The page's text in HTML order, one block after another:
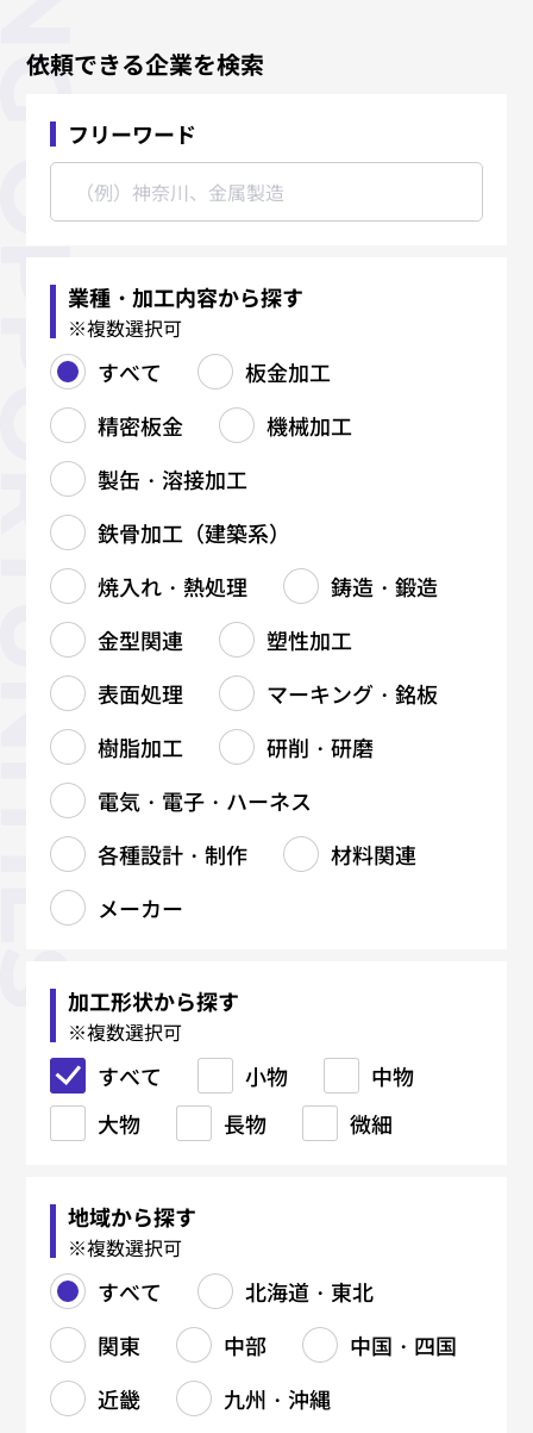
依頼できる企業を検索
フリーワード
業種・加工内容から探す
※複数選択可
すべて
板金加工
精密板金
機械加工
製缶・溶接加工
鉄骨加工（建築系）
焼入れ・熱処理
鋳造・鍛造
金型関連
塑性加工
表面処理
マーキング・銘板
樹脂加工
研削・研磨
電気・電子・ハーネス
各種設計・制作
材料関連
メーカー
すべて
タレパン加工
シャーリング加工
曲げ加工
リベット・カシメ
バリ取り
組立
表面処理（塗装・メッキ）
看板製作
すべて
精密曲げ
外観筐体製造
精密仕上げ
すべて
マシニングセンタ（MC）
NC旋盤加工
汎用旋盤加工
5軸加工
ワイヤーカット
研削加工（平面・円筒）
放電加工（EDM）
複合加工
ねじ切り
すべて
鉄材切断（バンドソー・ガス）
鉄材孔明け（ボール盤）
フレーム・架台
鉄・ステンレス製缶
配管製作
溶接（TIG/MAG）
すべて
柱・梁
階段
すべて
真空浸炭焼入れ
浸炭焼入れ
浸炭窒化処理
ソルト浸炭焼入れ
高周波焼入れ
焼鈍／アニール関連
サブゼロ処理
ガス軟窒化
すべて
鋳物（FCD）
アルミ鋳造
亜鉛ダイカスト
鍛造品（熱間・冷間）
アルミダイカスト
すべて
樹脂金型
鋳造用金型（鋳型）
金型修理
プレス金型
鋳造型（砂型・金型）
すべて
プレス加工（抜き・曲げ・絞
り）
スピニング（へら絞り）
ロール成形
すべて
黒染め
アルマイト
塗装各種
塗装
すべて
レーザーマーキング
エッチング銘板
金属銘板
アルミ銘板
機械彫刻
すべて
ブロー成形
押出成形
樹脂切削
すべて
プロファイル研磨
バフ研磨
センタレス研磨
ヘアーライン、バイブレーショ
ン
円筒研磨
平面研削
すべて
すべて
組立・装置製造
すべて
すべて
加工形状から探す
※複数選択可
すべて 小物
中物
大物
長物 微細
地域から探す
※複数選択可
すべて
北海道・東北
関東
中部
中国・四国
近畿
九州・沖縄